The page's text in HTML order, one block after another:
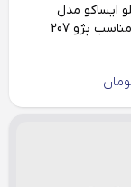
ایساکو مدل